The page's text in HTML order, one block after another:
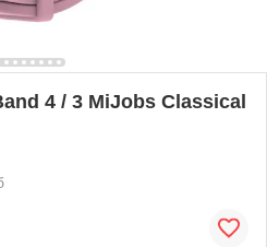
4 / 3 MiJobs Classical